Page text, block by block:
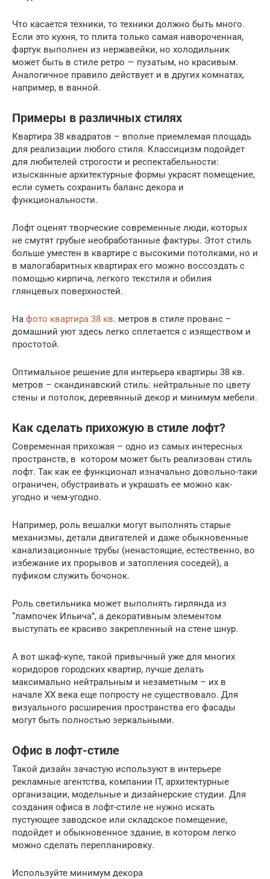
Что касается техники, то техники должно быть много.
Если это кухня, то плита только самая навороченная,
фартук выполнен из нержавейки, но холодильник
может быть в стиле ретро — пузатым, но красивым.
Аналогичное правило действует и в других комнатах,
например, в ванной.
Примеры в различных стилях
Квартира 38 квадратов – вполне приемлемая площадь
для реализации любого стиля. Классицизм подойдет
для любителей строгости и респектабельности:
изысканные архитектурные формы украсят помещение,
если суметь сохранить баланс декора и
функциональности.
Лофт оценят творческие современные люди, которых
не смутят грубые необработанные фактуры. Этот стиль
больше уместен в квартире с высокими потолками, но и
в малогабаритных квартирах его можно воссоздать с
помощью кирпича, легкого текстиля и обилия
глянцевых поверхностей.
На фото квартира 38 кв. метров в стиле прованс –
домашний уют здесь легко сплетается с изяществом и
простотой.
Оптимальное решение для интерьера квартиры 38 кв.
метров – скандинавский стиль: нейтральные по цвету
стены и потолок, деревянный декор и минимум мебели.
Как сделать прихожую в стиле лофт?
Современная прихожая – одно из самых интересных
пространств, в котором может быть реализован стиль
лофт. Так как ее функционал изначально довольно-таки
ограничен, обустраивать и украшать ее можно как-
угодно и чем-угодно.
Например, роль вешалки могут выполнять старые
механизмы, детали двигателей и даже обыкновенные
канализационные трубы (ненастоящие, естественно, во
избежание их прорывов и затопления соседей), а
пуфиком служить бочонок.
Роль светильника может выполнять гирлянда из
“лампочек Ильича”, а декоративным элементом
выступать ее красиво закрепленный на стене шнур.
А вот шкаф-купе, такой привычный уже для многих
коридоров городских квартир, лучше делать
максимально нейтральным и незаметным – их в
начале ХХ века еще попросту не существовало. Для
визуального расширения пространства его фасады
могут быть полностью зеркальными.
Офис в лофт-стиле
Такой дизайн зачастую используют в интерьере
рекламные агентства, компании IT, архитектурные
организации, модельные и дизайнерские студии. Для
создания офиса в лофт-стиле не нужно искать
пустующее заводское или складское помещение,
подойдет и обыкновенное здание, в котором легко
можно сделать перепланировку.
Используйте минимум декора